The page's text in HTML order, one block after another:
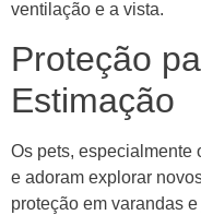
ventilação e a vista.
Proteção
Estimação
Os pets, especialmente
e adoram explorar
proteção em varandas